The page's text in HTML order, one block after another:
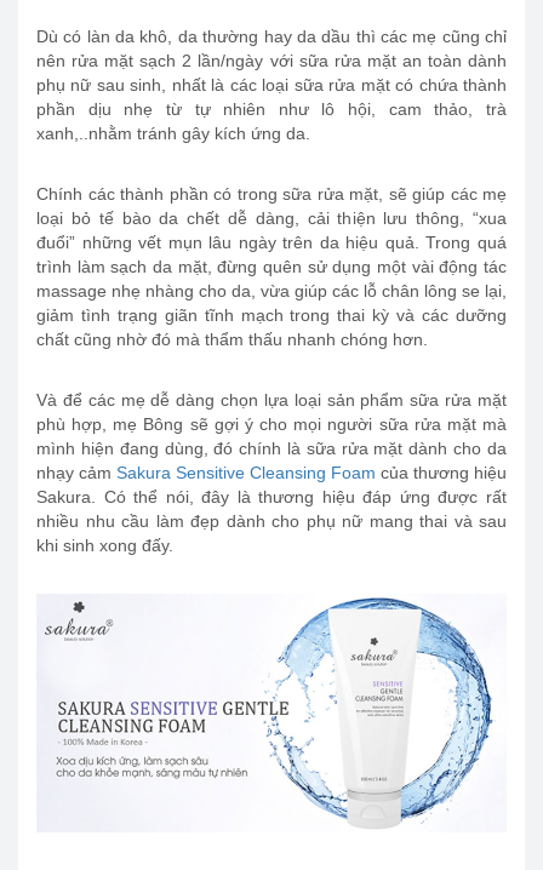
Dù có làn da khô, da thường hay da dầu thì các mẹ cũng chỉ
nên rửa mặt sạch 2 lần/ngày với sữa rửa mặt an toàn dành
phụ nữ sau sinh, nhất là các loại sữa rửa mặt có chứa thành
phần dịu nhẹ từ tự nhiên như lô hội, cam thảo, trà
xanh,..nhằm tránh gây kích ứng da.
Chính các thành phần có trong sữa rửa mặt, sẽ giúp các mẹ
loại bỏ tế bào da chết dễ dàng, cải thiện lưu thông, “xua
đuổi” những vết mụn lâu ngày trên da hiệu quả. Trong quá
trình làm sạch da mặt, đừng quên sử dụng một vài động tác
massage nhẹ nhàng cho da, vừa giúp các lỗ chân lông se lại,
giảm tình trạng giãn tĩnh mạch trong thai kỳ và các dưỡng
chất cũng nhờ đó mà thẩm thấu nhanh chóng hơn.
Và để các mẹ dễ dàng chọn lựa loại sản phẩm sữa rửa mặt
phù hợp, mẹ Bông sẽ gợi ý cho mọi người sữa rửa mặt mà
mình hiện đang dùng, đó chính là sữa rửa mặt dành cho da
nhạy cảm Sakura Sensitive Cleansing Foam của thương hiệu
Sakura. Có thể nói, đây là thương hiệu đáp ứng được rất
nhiều nhu cầu làm đẹp dành cho phụ nữ mang thai và sau
khi sinh xong đấy.